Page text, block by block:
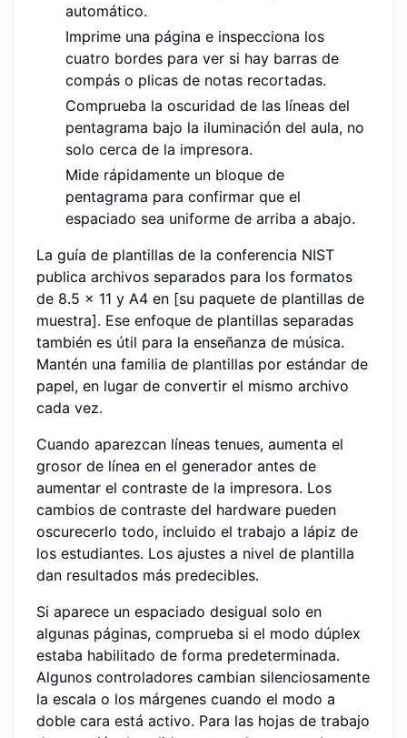
automático.
Imprime una página e inspecciona los
cuatro bordes para ver si hay barras de
compás o plicas de notas recortadas.
Comprueba la oscuridad de las líneas del
pentagrama bajo la iluminación del aula, no
solo cerca de la impresora.
Mide rápidamente un bloque de
pentagrama para confirmar que el
espaciado sea uniforme de arriba a abajo.
La guía de plantillas de la conferencia NIST
publica archivos separados para los formatos
de 8.5 x 11 y A4 en [su paquete de plantillas de
muestra]. Ese enfoque de plantillas separadas
también es útil para la enseñanza de música.
Mantén una familia de plantillas por estándar de
papel, en lugar de convertir el mismo archivo
cada vez.
Cuando aparezcan líneas tenues, aumenta el
grosor de línea en el generador antes de
aumentar el contraste de la impresora. Los
cambios de contraste del hardware pueden
oscurecerlo todo, incluido el trabajo a lápiz de
los estudiantes. Los ajustes a nivel de plantilla
dan resultados más predecibles.
Si aparece un espaciado desigual solo en
algunas páginas, comprueba si el modo dúplex
estaba habilitado de forma predeterminada.
Algunos controladores cambian silenciosamente
la escala o los márgenes cuando el modo a
doble cara está activo. Para las hojas de trabajo